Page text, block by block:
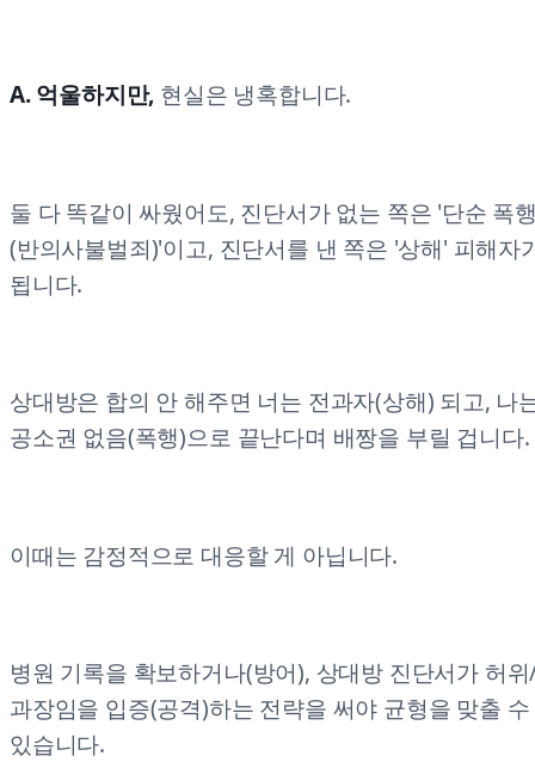
A. 억울하지만, 현실은 냉혹합니다.
둘 다 똑같이 싸웠어도, 진단서가 없는 쪽은 '단순 폭
(반의사불벌죄)'이고, 진단서를 낸 쪽은 '상해' 피해자
됩니다.
상대방은 합의 안 해주면 너는 전과자(상해) 되고, 나
공소권 없음(폭행)으로 끝난다며 배짱을 부릴 겁니다.
이때는 감정적으로 대응할 게 아닙니다.
병원 기록을 확보하거나(방어), 상대방 진단서가 허
과장임을 입증(공격)하는 전략을 써야 균형을 맞출 수
있습니다.